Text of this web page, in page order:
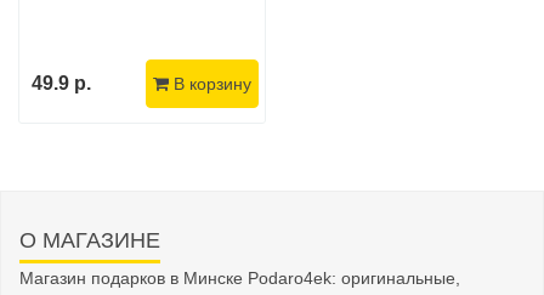
49.9 р. В корзину
О МАГАЗИНЕ
Магазин подарков в Минске Podaro4ek: оригинальные,